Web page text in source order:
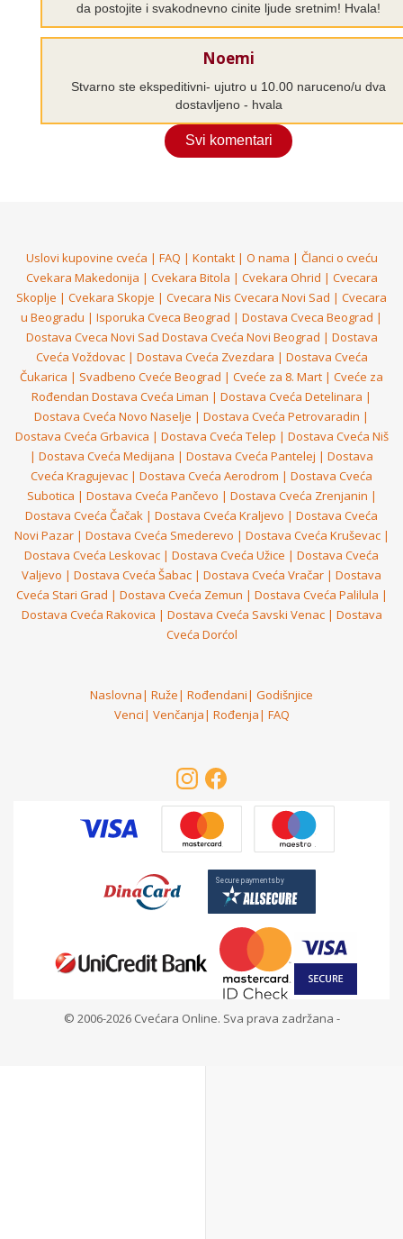
da postojite i svakodnevno cinite ljude sretnim! Hvala!
Noemi
Stvarno ste ekspeditivni- ujutro u 10.00 naruceno/u dva
dostavljeno - hvala
Svi komentari
Uslovi kupovine cveća | FAQ | Kontakt | O nama | Članci o cveću
Cvekara Makedonija | Cvekara Bitola | Cvekara Ohrid | Cvecara
Skoplje | Cvekara Skopje | Cvecara Nis Cvecara Novi Sad | Cvecara
u Beogradu | Isporuka Cveca Beograd | Dostava Cveca Beograd |
Dostava Cveca Novi Sad Dostava Cveća Novi Beograd | Dostava
Cveća Voždovac | Dostava Cveća Zvezdara | Dostava Cveća
Čukarica | Svadbeno Cveće Beograd | Cveće za 8. Mart | Cveće za
Rođendan Dostava Cveća Liman | Dostava Cveća Detelinara |
Dostava Cveća Novo Naselje | Dostava Cveća Petrovaradin |
Dostava Cveća Grbavica | Dostava Cveća Telep | Dostava Cveća Niš
| Dostava Cveća Medijana | Dostava Cveća Pantelej | Dostava
Cveća Kragujevac | Dostava Cveća Aerodrom | Dostava Cveća
Subotica | Dostava Cveća Pančevo | Dostava Cveća Zrenjanin |
Dostava Cveća Čačak | Dostava Cveća Kraljevo | Dostava Cveća
Novi Pazar | Dostava Cveća Smederevo | Dostava Cveća Kruševac |
Dostava Cveća Leskovac | Dostava Cveća Užice | Dostava Cveća
Valjevo | Dostava Cveća Šabac | Dostava Cveća Vračar | Dostava
Cveća Stari Grad | Dostava Cveća Zemun | Dostava Cveća Palilula |
Dostava Cveća Rakovica | Dostava Cveća Savski Venac | Dostava
Cveća Dorćol
Naslovna| Ruže| Rođendani| Godišnjice
Venci| Venčanja| Rođenja| FAQ
© 2006-2026 Cvećara Online. Sva prava zadržana -